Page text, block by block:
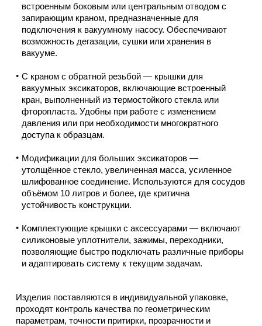
встроенным боковым или центральным отводом с
запирающим краном, предназначенные для
подключения к вакуумному насосу. Обеспечивают
возможность дегазации, сушки или хранения в
вакууме.
С краном с обратной резьбой — крышки для
вакуумных эксикаторов, включающие встроенный
кран, выполненный из термостойкого стекла или
фторопласта. Удобны при работе с изменением
давления или при необходимости многократного
доступа к образцам.
Модификации для больших эксикаторов —
утолщённое стекло, увеличенная масса, усиленное
шлифованное соединение. Используются для сосудов
объёмом 10 литров и более, где критична
устойчивость конструкции.
Комплектующие крышки с аксессуарами — включают
силиконовые уплотнители, зажимы, переходники,
позволяющие быстро подключать различные приборы
и адаптировать систему к текущим задачам.
Изделия поставляются в индивидуальной упаковке,
проходят контроль качества по геометрическим
параметрам, точности притирки, прозрачности и